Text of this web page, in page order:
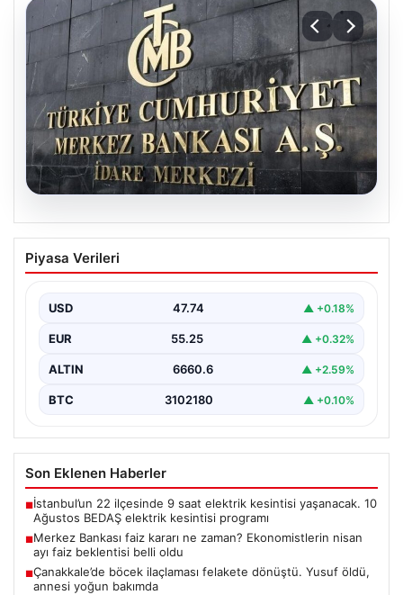
07.08.2026
Merkez Bankası faiz kararı ne zaman?
Ekonomistlerin nisan ayı faiz beklentisi
Piyasa Verileri
USD 47.74 ▲ +0.18%
EUR 55.25 ▲ +0.32%
ALTIN 6660.6 ▲ +2.59%
BTC 3102180 ▲ +0.10%
Son Eklenen Haberler
■İstanbul’un 22 ilçesinde 9 saat elektrik kesintisi yaşanacak. 10
Ağustos BEDAŞ elektrik kesintisi programı
■Merkez Bankası faiz kararı ne zaman? Ekonomistlerin nisan
ayı faiz beklentisi belli oldu
■Çanakkale’de böcek ilaçlaması felakete dönüştü. Yusuf öldü,
annesi yoğun bakımda